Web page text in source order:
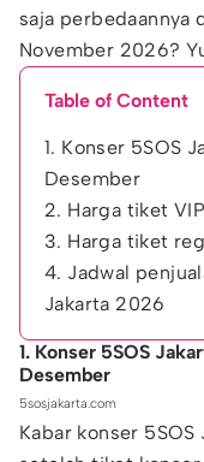
saja perbedaannya
November 2026?
Table of Content
1. Konser 5SOS
Desember
2. Harga tiket
3. Harga tiket
4. Jadwal
Jakarta 2026
1. Konser 5SOS
Desember
5sosjakarta.com
Kabar konser